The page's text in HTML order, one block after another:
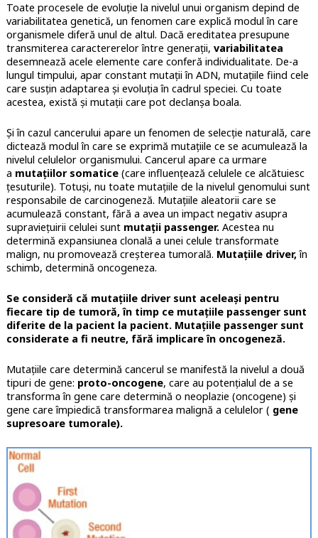
Toate procesele de evoluție la nivelul unui organism depind de
variabilitatea genetică, un fenomen care explică modul în care
organismele diferă unul de altul. Dacă ereditatea presupune
transmiterea caractererelor între generații, variabilitatea
desemnează acele elemente care conferă individualitate. De-a
lungul timpului, apar constant mutații în ADN, mutațiile fiind cele
care susțin adaptarea și evoluția în cadrul speciei. Cu toate
acestea, există și mutații care pot declanșa boala.
Și în cazul cancerului apare un fenomen de selecție naturală, care
dictează modul în care se exprimă mutațiile ce se acumulează la
nivelul celulelor organismului. Cancerul apare ca urmare
a mutațiilor somatice(care influențează celulele ce alcătuiesc
țesuturile). Totuși, nu toate mutațiile de la nivelul genomului sunt
responsabile de carcinogeneză. Mutațiile aleatorii care se
acumulează constant, fără a avea un impact negativ asupra
supraviețuirii celulei sunt mutații passenger.Acestea nu
determină expansiunea clonală a unei celule transformate
malign, nu promovează creșterea tumorală. Mutațiile driver,în
schimb, determină oncogeneza.
Se consideră că mutațiile driver sunt aceleași pentru
fiecare tip de tumoră, în timp ce mutațiile passenger sunt
diferite de la pacient la pacient. Mutațiile passenger sunt
considerate a fi neutre, fără implicare în oncogeneză.
Mutațiile care determină cancerul se manifestă la nivelul a două
tipuri de gene: proto-oncogene, care au potențialul de a se
transforma în gene care determină o neoplazie (oncogene) și
gene care împiedică transformarea malignă a celulelor ( gene
supresoare tumorale).